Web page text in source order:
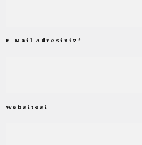
E-Mail Adresiniz *
Websitesi